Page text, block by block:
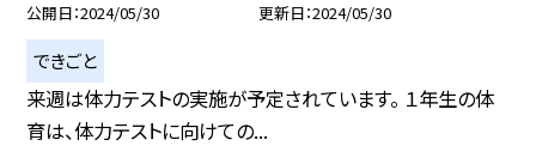
公開日 2024/05/30 更新日 2024/05/30
できごと
来週は体力テストの実施が予定されています。 １年生の体
育は、体力テストに向けての...